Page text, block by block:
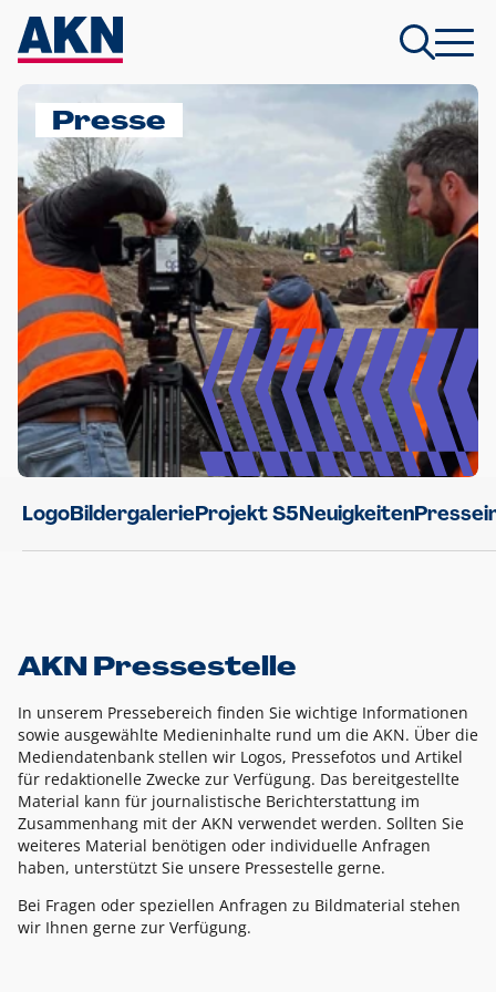
Presse
LogoBildergalerieProjekt S5Neuigkeiten
AKN Pressestelle
In unserem Pressebereich finden Sie wichtige Informationen
sowie ausgewählte Medieninhalte rund um die AKN. Über die
Mediendatenbank stellen wir Logos, Pressefotos und Artikel
für redaktionelle Zwecke zur Verfügung. Das bereitgestellte
Material kann für journalistische Berichterstattung im
Zusammenhang mit der AKN verwendet werden. Sollten Sie
weiteres Material benötigen oder individuelle Anfragen
haben, unterstützt Sie unsere Pressestelle gerne.
Bei Fragen oder speziellen Anfragen zu Bildmaterial stehen
wir Ihnen gerne zur Verfügung.